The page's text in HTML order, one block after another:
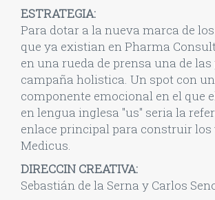
ESTRATEGIA:
Para dotar a la nueva marca de
que ya existian en Pharma
en una rueda de prensa una de las
campaña holistica. Un spot con
componente emocional en el que
en lengua inglesa "us" seria la
enlace principal para construir los
Medicus.
DIRECCIN CREATIVA:
Sebastián de la Serna y Carlos